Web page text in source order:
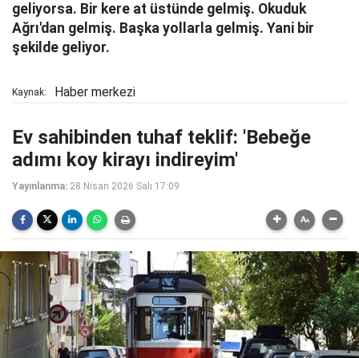
geliyorsa. Bir kere at üstünde gelmiş. Okuduk
Ağrı'dan gelmiş. Başka yollarla gelmiş. Yani bir
şekilde geliyor.
Kaynak: Haber merkezi
Ev sahibinden tuhaf teklif: 'Bebeğe
adımı koy kirayı indireyim'
Yayınlanma: 28 Nisan 2026 Salı 17:09